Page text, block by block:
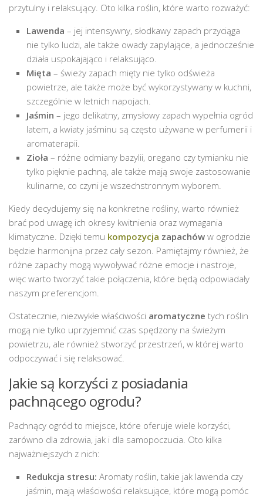
przytulny i relaksujący. Oto kilka roślin, które warto rozważyć:
Lawenda – jej intensywny, słodkawy zapach przyciąga
nie tylko ludzi, ale także owady zapylające, a jednocześnie
działa uspokajająco i relaksująco.
Mięta – świeży zapach mięty nie tylko odświeża
powietrze, ale także może być wykorzystywany w kuchni,
szczególnie w letnich napojach.
Jaśmin – jego delikatny, zmysłowy zapach wypełnia ogród
latem, a kwiaty jaśminu są często używane w perfumerii i
aromaterapii.
Zioła – różne odmiany bazylii, oregano czy tymianku nie
tylko pięknie pachną, ale także mają swoje zastosowanie
kulinarne, co czyni je wszechstronnym wyborem.
Kiedy decydujemy się na konkretne rośliny, warto również
brać pod uwagę ich okresy kwitnienia oraz wymagania
klimatyczne. Dzięki temu kompozycja zapachów w ogrodzie
będzie harmonijna przez cały sezon. Pamiętajmy również, że
różne zapachy mogą wywoływać różne emocje i nastroje,
więc warto tworzyć takie połączenia, które będą odpowiadały
naszym preferencjom.
Ostatecznie, niezwykłe właściwości aromatyczne tych roślin
mogą nie tylko uprzyjemnić czas spędzony na świeżym
powietrzu, ale również stworzyć przestrzeń, w której warto
odpoczywać i się relaksować.
Jakie są korzyści z posiadania
pachnącego ogrodu?
Pachnący ogród to miejsce, które oferuje wiele korzyści,
zarówno dla zdrowia, jak i dla samopoczucia. Oto kilka
najważniejszych z nich:
Redukcja stresu: Aromaty roślin, takie jak lawenda czy
jaśmin, mają właściwości relaksujące, które mogą pomóc